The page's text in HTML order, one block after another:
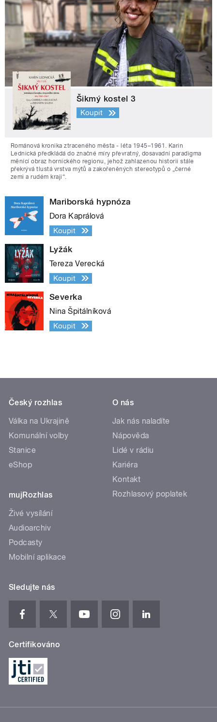
Šikmý kostel 3
Koupit
Románová kronika ztraceného města - léta 1945–1961. Karin
Lednická předkládá do značné míry převratný, dosavadní paradigma
měnící obraz hornického regionu, jehož zahlazenou historii stále
překrývá tlustá vrstva mýtů a zakořeněných stereotypů o „černé
zemi a rudém kraji“.
Mariborská hypnóza
Dora Kaprálová
Koupit
Lyžák
Tereza Verecká
Koupit
Severka
Nina Špitálníková
Koupit
Český rozhlas
Válka na Ukrajině
Komunální volby
Stanice
eShop
mujRozhlas
Živé vysílání
Audioarchiv
Podcasty
Mobilní aplikace
O nás
Jak nás naladíte
Nápověda
Lidé v rádiu
Kariéra
Kontakt
Rozhlasový poplatek
Sledujte nás
Certifikováno